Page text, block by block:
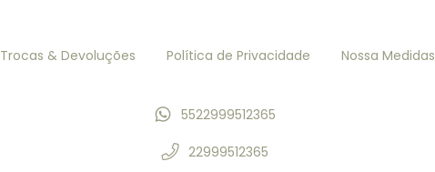
Trocas & Devoluções Política de Privacidade Nossa Medidas
5522999512365
22999512365